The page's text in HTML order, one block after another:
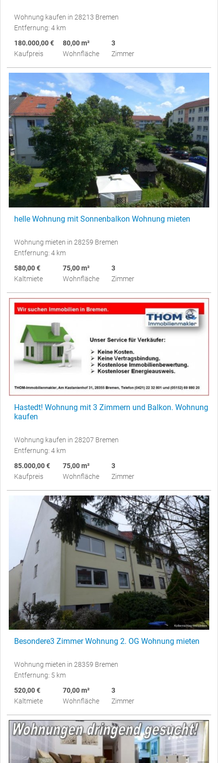
Wohnung kaufen in 28213 Bremen
Entfernung: 4 km
180.000,00 €
Kaufpreis
80,00 m²
Wohnfläche
3
Zimmer
helle Wohnung mit Sonnenbalkon Wohnung mieten
Wohnung mieten in 28259 Bremen
Entfernung: 4 km
580,00 €
Kaltmiete
75,00 m²
Wohnfläche
3
Zimmer
Hastedt! Wohnung mit 3 Zimmern und Balkon. Wohnung
kaufen
Wohnung kaufen in 28207 Bremen
Entfernung: 4 km
85.000,00 €
Kaufpreis
75,00 m²
Wohnfläche
3
Zimmer
Besondere3 Zimmer Wohnung 2. OG Wohnung mieten
Wohnung mieten in 28359 Bremen
Entfernung: 5 km
520,00 €
Kaltmiete
70,00 m²
Wohnfläche
3
Zimmer